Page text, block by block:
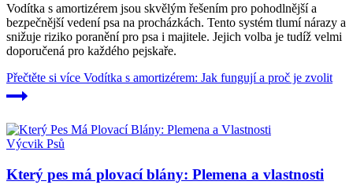
Vodítka s amortizérem jsou skvělým řešením pro pohodlnější a
bezpečnější vedení psa na procházkách. Tento systém tlumí nárazy a
snižuje riziko poranění pro psa i majitele. Jejich volba je tudíž velmi
doporučená pro každého pejskaře.
Přečtěte si více Vodítka s amortizérem: Jak fungují a proč je zvolit
Výcvik Psů
Který pes má plovací blány: Plemena a vlastnosti